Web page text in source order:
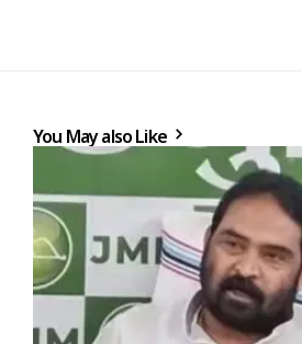
You May also Like